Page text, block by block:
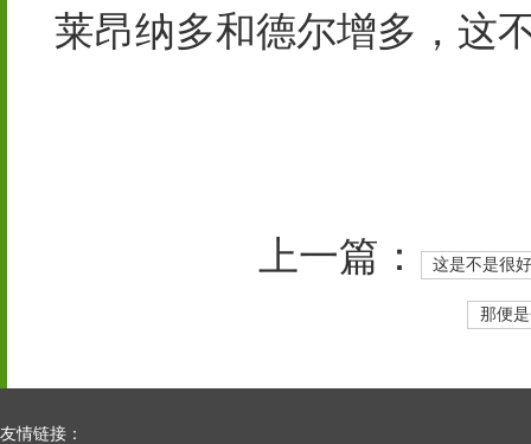
莱昂纳多和德尔增多，这
上一篇： 这是不是很
那便
友情链接：